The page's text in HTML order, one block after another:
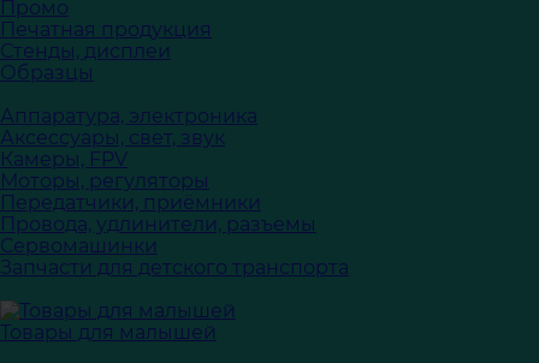
Промо
Печатная продукция
Стенды, дисплеи
Образцы
Аппаратура, электроника
Аксессуары, свет, звук
Камеры, FPV
Моторы, регуляторы
Передатчики, приёмники
Провода, удлинители, разъемы
Сервомашинки
Запчасти для детского транспорта
Товары для малышей